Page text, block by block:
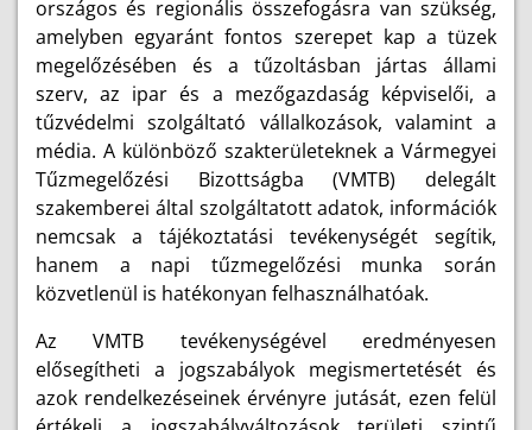
országos és regionális összefogásra van szükség,
amelyben egyaránt fontos szerepet kap a tüzek
megelőzésében és a tűzoltásban jártas állami
szerv, az ipar és a mezőgazdaság képviselői, a
tűzvédelmi szolgáltató vállalkozások, valamint a
média. A különböző szakterületeknek a Vármegyei
Tűzmegelőzési Bizottságba (VMTB) delegált
szakemberei által szolgáltatott adatok, információk
nemcsak a tájékoztatási tevékenységét segítik,
hanem a napi tűzmegelőzési munka során
közvetlenül is hatékonyan felhasználhatóak.
Az VMTB tevékenységével eredményesen
elősegítheti a jogszabályok megismertetését és
azok rendelkezéseinek érvényre jutását, ezen felül